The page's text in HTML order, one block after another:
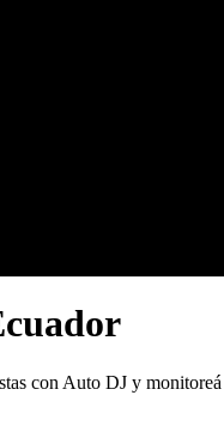
con Auto DJ y